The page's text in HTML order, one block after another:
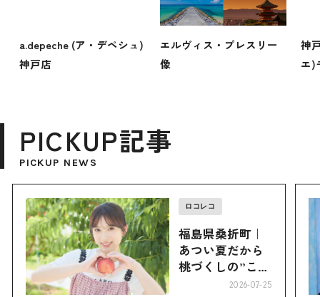
a.depeche (ア・デペシュ)
神戸店
エルヴィス・プレスリー
像
神
エ)
PICKUP記事
PICKUP NEWS
ロコレコ
福島県桑折町｜
あつい夏だから
桃づくしの”こお
2026-07-25